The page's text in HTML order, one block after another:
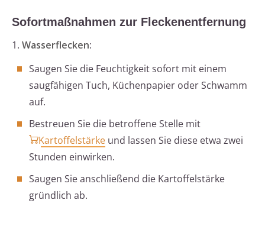
Sofortmaßnahmen zur Fleckenentfernung
1. Wasserflecken:
Saugen Sie die Feuchtigkeit sofort mit einem
saugfähigen Tuch, Küchenpapier oder Schwamm
auf.
Bestreuen Sie die betroffene Stelle mit
Kartoffelstärke und lassen Sie diese etwa zwei
Stunden einwirken.
Saugen Sie anschließend die Kartoffelstärke
gründlich ab.